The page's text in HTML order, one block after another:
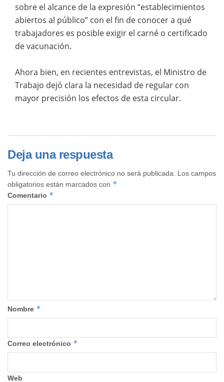
sobre el alcance de la expresión “establecimientos
abiertos al público” con el fin de conocer a qué
trabajadores es posible exigir el carné o certificado
de vacunación.
Ahora bien, en recientes entrevistas, el Ministro de
Trabajo dejó clara la necesidad de regular con
mayor precisión los efectos de esta circular.
Deja una respuesta
Tu dirección de correo electrónico no será publicada.
Los campos
obligatorios están marcados con *
Comentario *
Nombre *
Correo electrónico *
Web